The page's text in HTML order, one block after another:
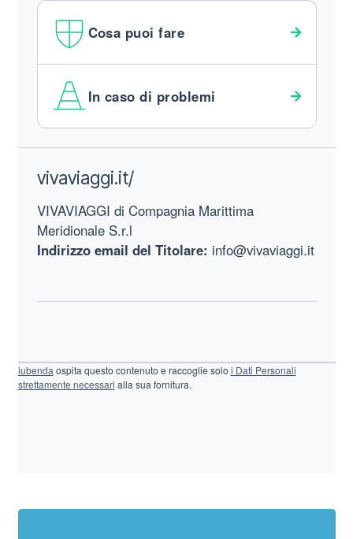
Cosa puoi fare
In caso di problemi
vivaviaggi.it/
VIVAVIAGGI di Compagnia Marittima
Meridionale S.r.l
Indirizzo email del Titolare: info@vivaviaggi.it
iubenda ospita questo contenuto e raccoglie solo i Dati Personali
strettamente necessari alla sua fornitura.